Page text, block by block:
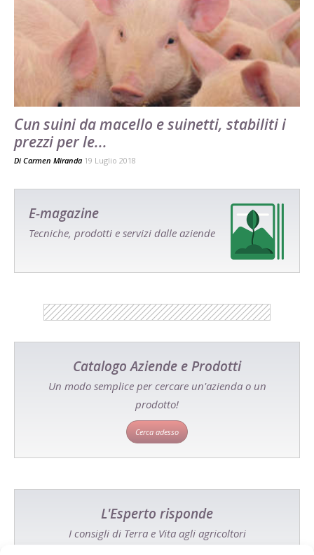
Cun suini da macello e suinetti, stabiliti i
prezzi per le...
Di Carmen Miranda 19 Luglio 2018
E-magazine
Tecniche, prodotti e servizi dalle aziende
Catalogo Aziende e Prodotti
Un modo semplice per cercare un'azienda o un
prodotto!
Cerca adesso
L'Esperto risponde
I consigli di Terra e Vita agli agricoltori